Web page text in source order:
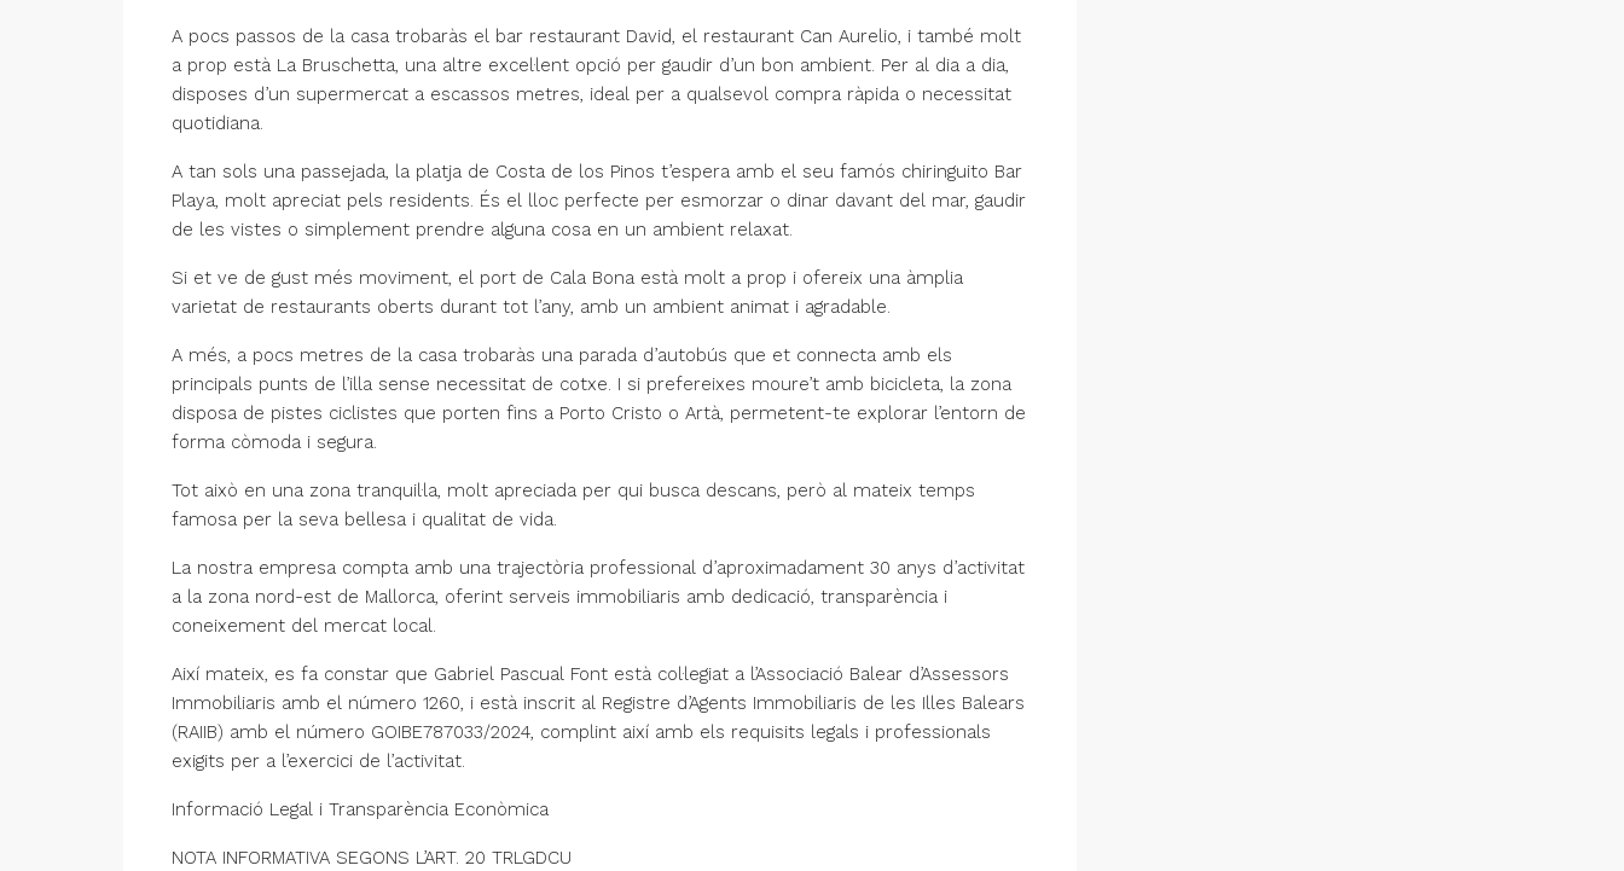
A pocs passos de la casa trobaràs el bar restaurant David, el restaurant Can Aurelio, i també molt
a prop està La Bruschetta, una altre excel·lent opció per gaudir d’un bon ambient. Per al dia a dia,
disposes d’un supermercat a escassos metres, ideal per a qualsevol compra ràpida o necessitat
quotidiana.
A tan sols una passejada, la platja de Costa de los Pinos t’espera amb el seu famós chiringuito Bar
Playa, molt apreciat pels residents. És el lloc perfecte per esmorzar o dinar davant del mar, gaudir
de les vistes o simplement prendre alguna cosa en un ambient relaxat.
Si et ve de gust més moviment, el port de Cala Bona està molt a prop i ofereix una àmplia
varietat de restaurants oberts durant tot l’any, amb un ambient animat i agradable.
A més, a pocs metres de la casa trobaràs una parada d’autobús que et connecta amb els
principals punts de l’illa sense necessitat de cotxe. I si prefereixes moure’t amb bicicleta, la zona
disposa de pistes ciclistes que porten fins a Porto Cristo o Artà, permetent-te explorar l’entorn de
forma còmoda i segura.
Tot això en una zona tranquil·la, molt apreciada per qui busca descans, però al mateix temps
famosa per la seva bellesa i qualitat de vida.
La nostra empresa compta amb una trajectòria professional d’aproximadament 30 anys d’activitat
a la zona nord-est de Mallorca, oferint serveis immobiliaris amb dedicació, transparència i
coneixement del mercat local.
Així mateix, es fa constar que Gabriel Pascual Font està col·legiat a l’Associació Balear d’Assessors
Immobiliaris amb el número 1260, i està inscrit al Registre d’Agents Immobiliaris de les Illes Balears
(RAIIB) amb el número GOIBE787033/2024, complint així amb els requisits legals i professionals
exigits per a l’exercici de l’activitat.
Informació Legal i Transparència Econòmica
NOTA INFORMATIVA SEGONS L’ART. 20 TRLGDCU